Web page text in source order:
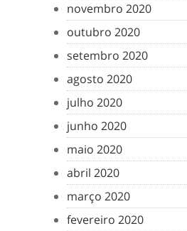
novembro 2020
outubro 2020
setembro 2020
agosto 2020
julho 2020
junho 2020
maio 2020
abril 2020
março 2020
fevereiro 2020